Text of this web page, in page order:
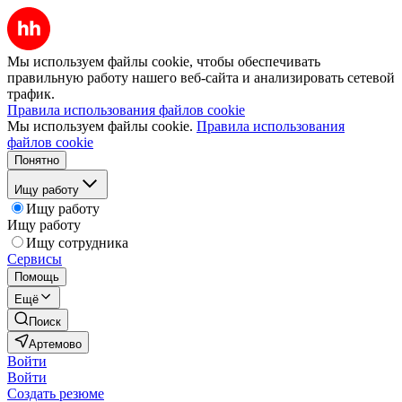
Мы используем файлы cookie, чтобы обеспечивать
правильную работу нашего веб-сайта и анализировать сетевой
трафик.
Правила использования файлов cookie
Мы используем файлы cookie. Правила использования
файлов cookie
Понятно
Ищу работу
Ищу работу
Ищу работу
Ищу сотрудника
Сервисы
Помощь
Ещё
Поиск
Артемово
Войти
Войти
Создать резюме